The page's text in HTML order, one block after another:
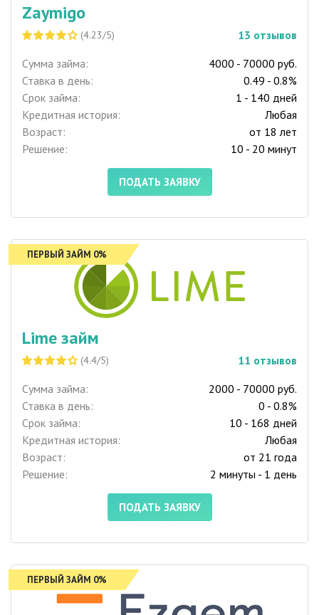
Zaymigo
(4.23/5) 13 отзывов
Сумма займа:
4000 - 70000 руб.
Ставка в день:
0.49 - 0.8%
Срок займа:
1 - 140 дней
Кредитная история:
Любая
Возраст:
от 18 лет
Решение:
10 - 20 минут
ПОДАТЬ ЗАЯВКУ
ПЕРВЫЙ ЗАЙМ 0%
Lime займ
(4.4/5) 11 отзывов
Сумма займа:
2000 - 70000 руб.
Ставка в день:
0 - 0.8%
Срок займа:
10 - 168 дней
Кредитная история:
Любая
Возраст:
от 21 года
Решение:
2 минуты - 1 день
ПОДАТЬ ЗАЯВКУ
ПЕРВЫЙ ЗАЙМ 0%